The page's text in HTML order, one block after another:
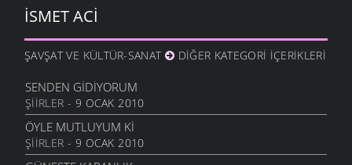
YAĞMURLU EYLÜL
5 AĞUSTOS 2006
KÜÇÜK HİKAYELER
4 AĞUSTOS 2006
BIR DAHA GÖRMEK
1 AĞUSTOS 2006
HACI NİNE
11 MAYIS 2006
İSMET ACI
ŞAVŞAT VE KÜLTÜR-SANAT DIĞER KATEGORI İÇERIKLERI
SENDEN GIDIYORUM
ŞIIRLER - 9 OCAK 2010
ÖYLE MUTLUYUM KI
ŞIIRLER - 9 OCAK 2010